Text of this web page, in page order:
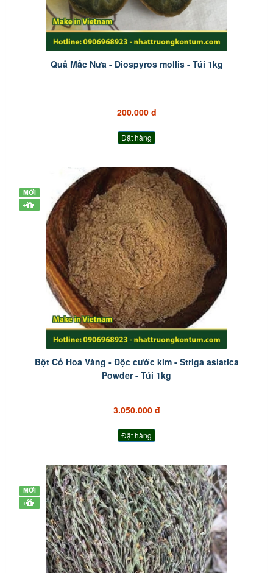
Quả Mắc Nưa - Diospyros mollis - Túi 1kg
200.000 đ
Đặt hàng
MỚI
+
Bột Cỏ Hoa Vàng - Độc cước kim - Striga asiatica
Powder - Túi 1kg
3.050.000 đ
Đặt hàng
MỚI
+